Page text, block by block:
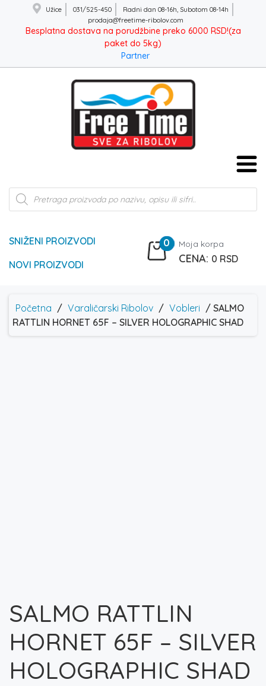
Užice 031/525-450
Radni dan 08-16h, Subotom 08-14h
prodaja@freetime-ribolov.com
Besplatna dostava na porudžbine preko 6000 RSD!(za
paket do 5kg)
Partner
Products
search
SNIŽENI PROIZVODI
NOVI PROIZVODI
0 Moja korpa
0 RSD
Početna / Varaličarski Ribolov / Vobleri / SALMO
RATTLIN HORNET 65F – SILVER HOLOGRAPHIC SHAD
SALMO RATTLIN
HORNET 65F – SILVER
HOLOGRAPHIC SHAD